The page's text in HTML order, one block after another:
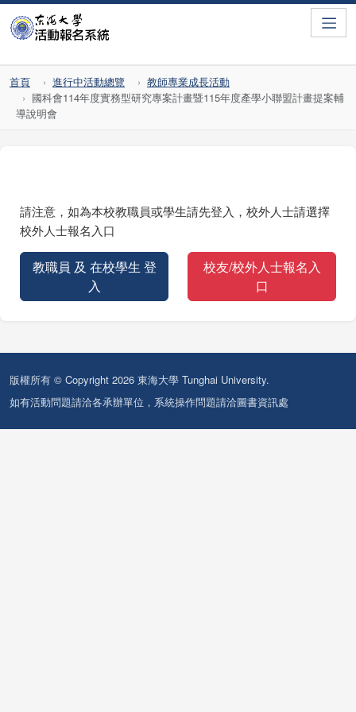
首頁 進行中活動總覽
教師專業成長活動
國科會114年度實務型研究專案計畫暨115年度產學小聯盟計畫提案輔
導說明會
請注意，如為本校教職員或學生請先登入，校外人士請選擇
校外人士報名入口
教職員 及 在校學生 登
入
校友/校外人士報名入
口
版權所有 © Copyright 2026 東海大學 Tunghai University.
如有活動問題請洽各承辦單位，系統操作問題請洽圖書資訊處